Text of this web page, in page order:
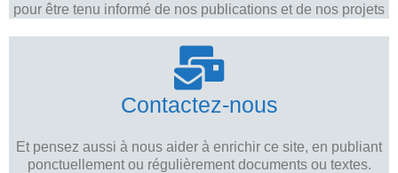
pour être tenu informé de nos publications et de nos projets
Contactez-nous
Et pensez aussi à nous aider à enrichir ce site, en publiant
ponctuellement ou régulièrement documents ou textes.